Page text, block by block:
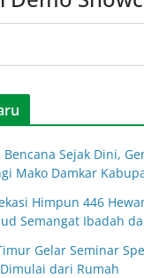
Sejak Dini,
Mako Damkar
Himpun 446
Semangat Ibadah
Gelar Seminar
dari Rumah